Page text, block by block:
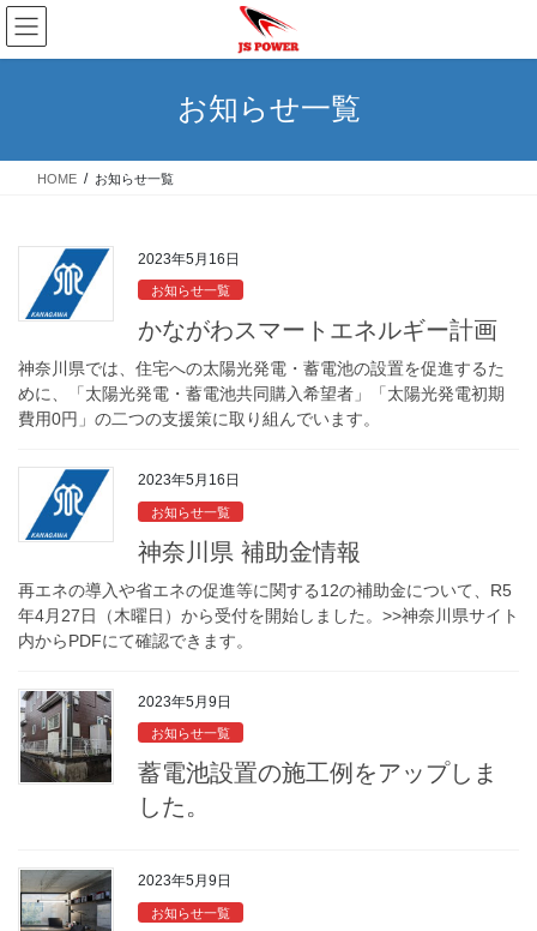
コ
ン
テ
ス
ナ
ビ
ゲ
ン
お知らせ一覧
HOME お知らせ一覧
2023年5月16日
お知らせ一覧
かながわスマートエネルギー計画
神奈川県では、住宅への太陽光発電・蓄電池の設置を促進するた
めに、「太陽光発電・蓄電池共同購入希望者」「太陽光発電初期
費用0円」の二つの支援策に取り組んでいます。
2023年5月16日
お知らせ一覧
神奈川県 補助金情報
再エネの導入や省エネの促進等に関する12の補助金について、R5
年4月27日（木曜日）から受付を開始しました。>>神奈川県サイト
内からPDFにて確認できます。
2023年5月9日
お知らせ一覧
蓄電池設置の施工例をアップしま
した。
2023年5月9日
お知らせ一覧